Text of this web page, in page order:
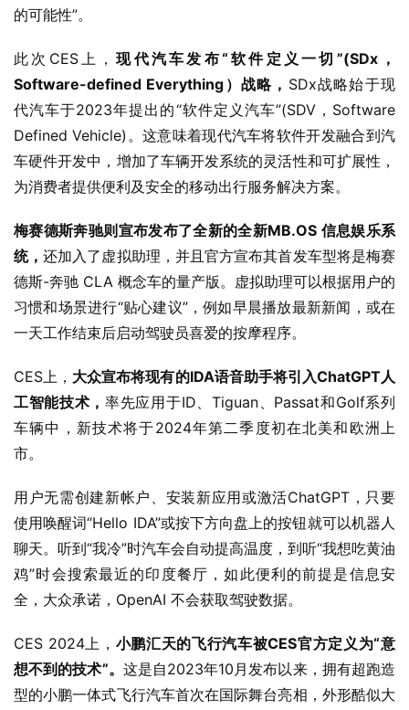
的可能性”。
此次CES上，现代汽车发布“软件定义一切”(SDx，
Software-defined Everything）战略， SDx战略始于现
代汽车于2023年提出的“软件定义汽车”(SDV，Software
Defined Vehicle)。这意味着现代汽车将软件开发融合到汽
车硬件开发中，增加了车辆开发系统的灵活性和可扩展性，
为消费者提供便利及安全的移动出行服务解决方案。
梅赛德斯奔驰则宣布发布了全新的全新MB.OS 信息娱乐系
统，还加入了虚拟助理，并且官方宣布其首发车型将是梅赛
德斯-奔驰 CLA 概念车的量产版。虚拟助理可以根据用户的
习惯和场景进行“贴心建议”，例如早晨播放最新新闻，或在
一天工作结束后启动驾驶员喜爱的按摩程序。
CES上， 大众宣布将现有的IDA语音助手将引入ChatGPT人
工智能技术，率先应用于ID、Tiguan、Passat和Golf系列
车辆中，新技术将于2024年第二季度初在北美和欧洲上
市。
用户无需创建新帐户、安装新应用或激活ChatGPT，只要
使用唤醒词“Hello IDA”或按下方向盘上的按钮就可以机器人
聊天。听到“我冷”时汽车会自动提高温度，到听“我想吃黄油
鸡”时会搜索最近的印度餐厅，如此便利的前提是信息安
全，大众承诺，OpenAI 不会获取驾驶数据。
CES 2024上， 小鹏汇天的飞行汽车被CES官方定义为“意
想不到的技术”。 这是自2023年10月发布以来，拥有超跑造
型的小鹏一体式飞行汽车首次在国际舞台亮相，外形酷似大